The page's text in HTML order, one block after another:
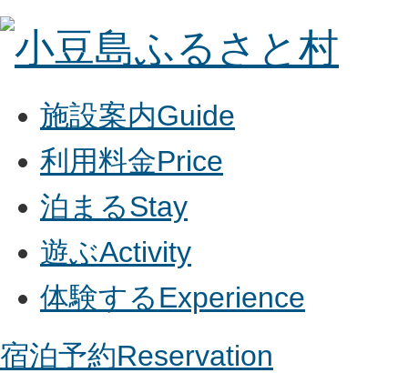
施設案内Guide
利用料金Price
泊まるStay
遊ぶActivity
体験するExperience
宿泊予約Reservation